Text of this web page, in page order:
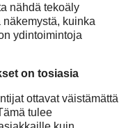
nähdä tekoäly
kuinka
ydintoimintoja
on tosiasia
ottavat väistämättä
tulee